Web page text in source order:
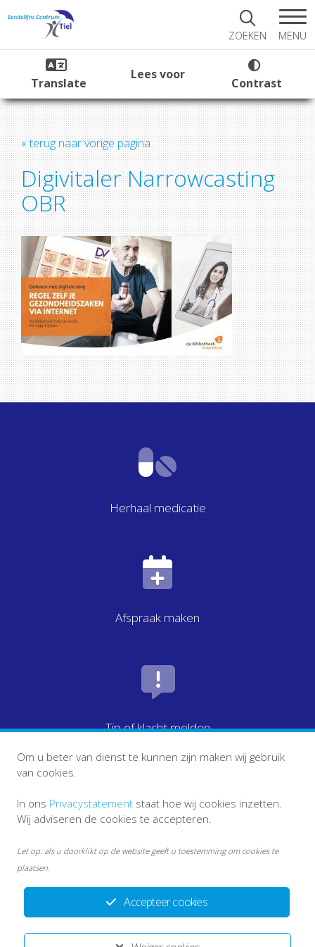
ZOEKEN MENU
Translate
Lees voor
Contrast
« terug naar vorige pagina
Digivitaler Narrowcasting
OBR
Herhaal medicatie
Afspraak maken
Tip of klacht melden
Disclaimer
Privacystatement ECT
Accepteer cookies
Om u beter van dienst te kunnen zijn maken wij gebruik
van cookies.
In ons Privacystatement staat hoe wij cookies inzetten.
Wij adviseren de cookies te accepteren.
Let op: als u doorklikt op de website geeft u toestemming om cookies te
plaatsen.